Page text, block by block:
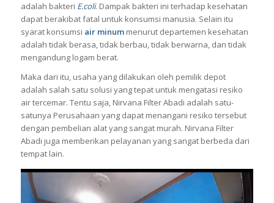
adalah bakteri E.coli. Dampak bakteri ini terhadap kesehatan
dapat berakibat fatal untuk konsumsi manusia. Selain itu
syarat konsumsi air minummenurut departemen kesehatan
adalah tidak berasa, tidak berbau, tidak berwarna, dan tidak
mengandung logam berat.
Maka dari itu, usaha yang dilakukan oleh pemilik depot
adalah salah satu solusi yang tepat untuk mengatasi resiko
air tercemar. Tentu saja, Nirvana Filter Abadi adalah satu-
satunya Perusahaan yang dapat menangani resiko tersebut
dengan pembelian alat yang sangat murah. Nirvana Filter
Abadi juga memberikan pelayanan yang sangat berbeda dari
tempat lain.